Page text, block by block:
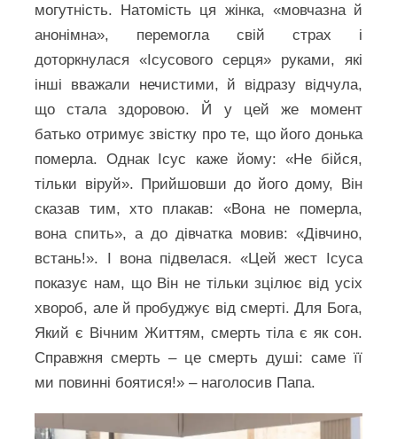
могутність. Натомість ця жінка, «мовчазна й
анонімна», перемогла свій страх і
доторкнулася «Ісусового серця» руками, які
інші вважали нечистими, й відразу відчула,
що стала здоровою. Й у цей же момент
батько отримує звістку про те, що його донька
померла. Однак Ісус каже йому: «Не бійся,
тільки віруй». Прийшовши до його дому, Він
сказав тим, хто плакав: «Вона не померла,
вона спить», а до дівчатка мовив: «Дівчино,
встань!». І вона підвелася. «Цей жест Ісуса
показує нам, що Він не тільки зцілює від усіх
хвороб, але й пробуджує від смерті. Для Бога,
Який є Вічним Життям, смерть тіла є як сон.
Справжня смерть – це смерть душі: саме її
ми повинні боятися!» – наголосив Папа.